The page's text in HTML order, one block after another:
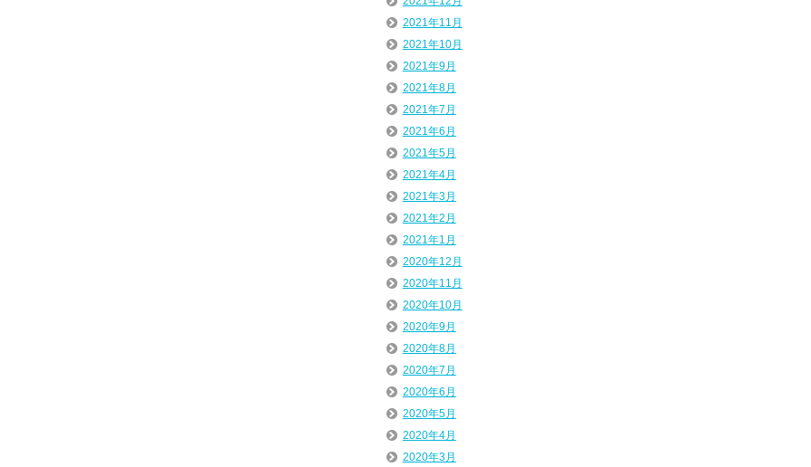
2021年11月
2021年10月
2021年9月
2021年8月
2021年7月
2021年6月
2021年5月
2021年4月
2021年3月
2021年2月
2021年1月
2020年12月
2020年11月
2020年10月
2020年9月
2020年8月
2020年7月
2020年6月
2020年5月
2020年4月
2020年3月